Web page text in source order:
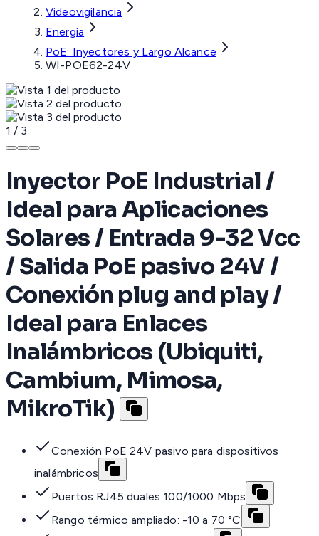
Videovigilancia
Energía
PoE: Inyectores y Largo Alcance
WI-POE62-24V
1 / 3
Inyector PoE Industrial /
Ideal para Aplicaciones
Solares / Entrada 9-32 Vcc
/ Salida PoE pasivo 24V /
Conexión plug and play /
Ideal para Enlaces
Inalámbricos (Ubiquiti,
Cambium, Mimosa,
MikroTik)
Conexión PoE 24V pasivo para dispositivos
inalámbricos
Puertos RJ45 duales 100/1000 Mbps
Rango térmico ampliado: -10 a 70 °C